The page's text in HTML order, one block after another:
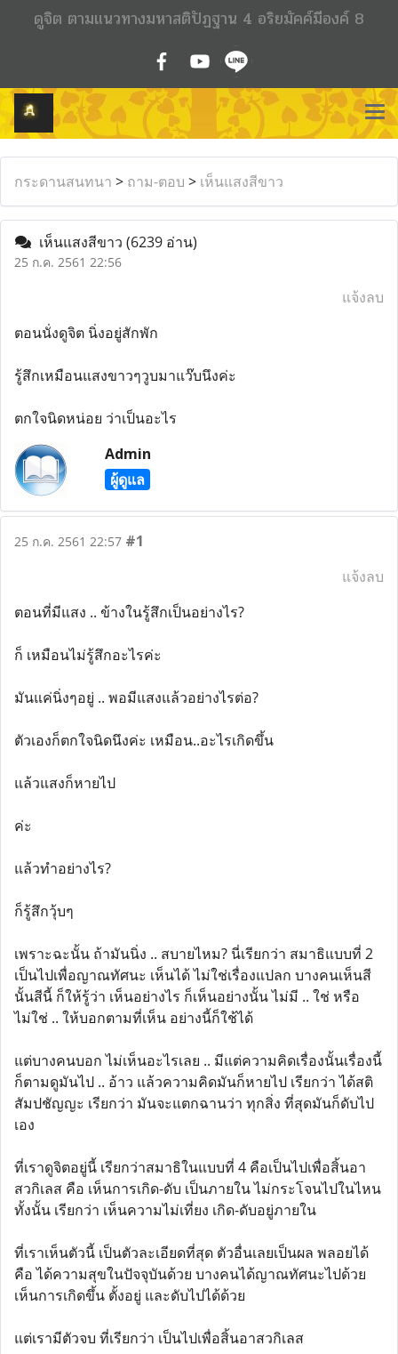
ดูจิต ตามแนวทางมหาสติปัฏฐาน 4 อริยมัคค์มีองค์ 8
กระดานสนทนา > ถาม-ตอบ > เห็นแสงสีขาว
เห็นแสงสีขาว (6239 อ่าน)
25 ก.ค. 2561 22:56
แจ้งลบ
ตอนนั่งดูจิต นิ่งอยู่สักพัก
รู้สึกเหมือนแสงขาวๆวูบมาแว๊บนึงค่ะ
ตกใจนิดหน่อย ว่าเป็นอะไร
Admin
ผู้ดูแล
25 ก.ค. 2561 22:57 #1
แจ้งลบ
ตอนที่มีแสง .. ข้างในรู้สึกเป็นอย่างไร?
ก็ เหมือนไม่รู้สึกอะไรค่ะ
มันแค่นิ่งๆอยู่ .. พอมีแสงแล้วอย่างไรต่อ?
ตัวเองก็ตกใจนิดนึงค่ะ เหมือน..อะไรเกิดขึ้น
แล้วแสงก็หายไป
ค่ะ
แล้วทำอย่างไร?
ก็รู้สึกวุ้บๆ
เพราะฉะนั้น ถ้ามันนิ่ง .. สบายไหม? นี่เรียกว่า สมาธิแบบที่ 2
เป็นไปเพื่อญาณทัศนะ เห็นได้ ไม่ใช่เรื่องแปลก บางคนเห็นสี
นั้นสีนี้ ก็ให้รู้ว่า เห็นอย่างไร ก็เห็นอย่างนั้น ไม่มี .. ใช่ หรือ
ไม่ใช่ .. ให้บอกตามที่เห็น อย่างนี้ก็ใช้ได้
แต่บางคนบอก ไม่เห็นอะไรเลย .. มีแต่ความคิดเรื่องนั้นเรื่องนี้
ก็ตามดูมันไป .. อ้าว แล้วความคิดมันก็หายไป เรียกว่า ได้สติ
สัมปชัญญะ เรียกว่า มันจะแตกฉานว่า ทุกสิ่ง ที่สุดมันก็ดับไป
เอง
ที่เราดูจิตอยู่นี้ เรียกว่าสมาธิในแบบที่ 4 คือเป็นไปเพื่อสิ้นอา
สวกิเลส คือ เห็นการเกิด-ดับ เป็นภายใน ไม่กระโจนไปในไหน
ทั้งนั้น เรียกว่า เห็นความไม่เที่ยง เกิด-ดับอยู่ภายใน
ที่เราเห็นตัวนี้ เป็นตัวละเอียดที่สุด ตัวอื่นเลยเป็นผล พลอยได้
คือ ได้ความสุขในปัจจุบันด้วย บางคนได้ญาณทัศนะไปด้วย
เห็นการเกิดขึ้น ตั้งอยู่ และดับไปได้ด้วย
แต่เรามีตัวจบ ที่เรียกว่า เป็นไปเพื่อสิ้นอาสวกิเลส